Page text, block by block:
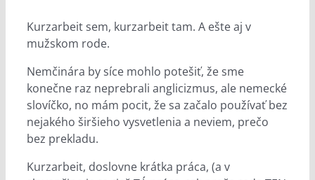
Kurzarbeit sem, kurzarbeit tam. A ešte aj v
mužskom rode.
Nemčinára by síce mohlo potešiť, že sme
konečne raz neprebrali anglicizmus, ale nemecké
slovíčko, no mám pocit, že sa začalo používať bez
nejakého širšieho vysvetlenia a neviem, prečo
bez prekladu.
Kurzarbeit, doslovne krátka práca, (a v